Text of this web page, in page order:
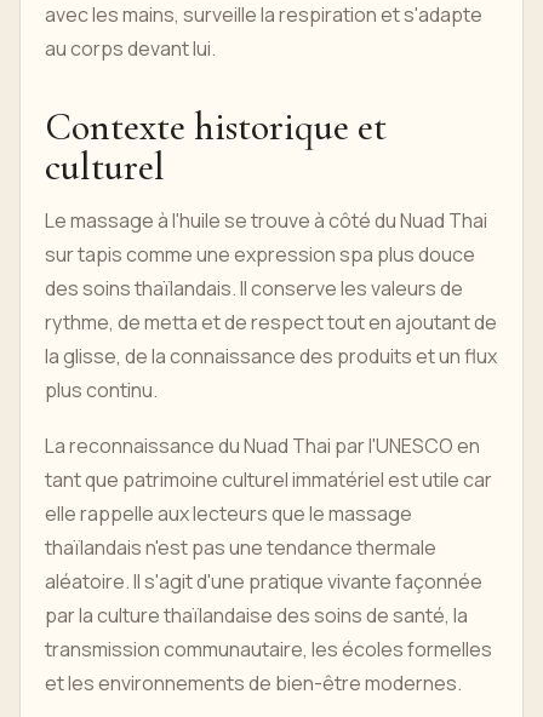
avec les mains, surveille la respiration et s'adapte
au corps devant lui.
Contexte historique et
culturel
Le massage à l'huile se trouve à côté du Nuad Thai
sur tapis comme une expression spa plus douce
des soins thaïlandais. Il conserve les valeurs de
rythme, de metta et de respect tout en ajoutant de
la glisse, de la connaissance des produits et un flux
plus continu.
La reconnaissance du Nuad Thai par l'UNESCO en
tant que patrimoine culturel immatériel est utile car
elle rappelle aux lecteurs que le massage
thaïlandais n'est pas une tendance thermale
aléatoire. Il s'agit d'une pratique vivante façonnée
par la culture thaïlandaise des soins de santé, la
transmission communautaire, les écoles formelles
et les environnements de bien-être modernes.